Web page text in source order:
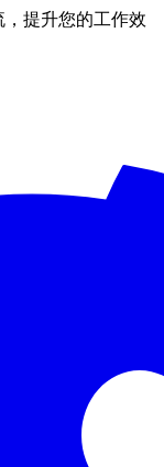
提升您的工作效